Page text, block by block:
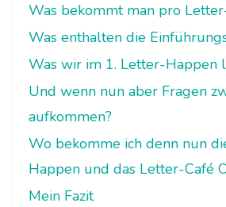
Was bekommt man pro
Was enthalten die
Was wir im 1. Letter-Happen
Und wenn nun aber Fragen
aufkommen?
Wo bekomme ich denn nun
Happen und das Letter-Café
Mein Fazit